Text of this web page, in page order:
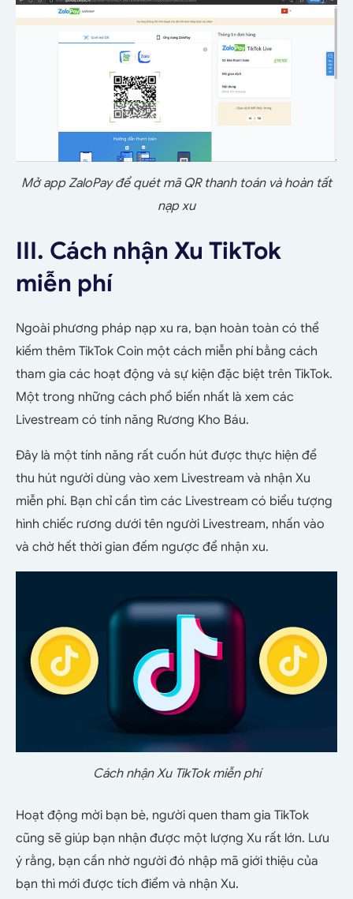
Mở app ZaloPay để quét mã QR thanh toán và hoàn tất
nạp xu
III. Cách nhận Xu TikTok
miễn phí
Ngoài phương pháp nạp xu ra, bạn hoàn toàn có thể
kiếm thêm TikTok Coin một cách miễn phí bằng cách
tham gia các hoạt động và sự kiện đặc biệt trên TikTok.
Một trong những cách phổ biến nhất là xem các
Livestream có tính năng Rương Kho Báu.
Đây là một tính năng rất cuốn hút được thực hiện để
thu hút người dùng vào xem Livestream và nhận Xu
miễn phí. Bạn chỉ cần tìm các Livestream có biểu tượng
hình chiếc rương dưới tên người Livestream, nhấn vào
và chờ hết thời gian đếm ngược để nhận xu.
Cách nhận Xu TikTok miễn phí
Hoạt động mời bạn bè, người quen tham gia TikTok
cũng sẽ giúp bạn nhận được một lượng Xu rất lớn. Lưu
ý rằng, bạn cần nhờ người đó nhập mã giới thiệu của
bạn thì mới được tích điểm và nhận Xu.